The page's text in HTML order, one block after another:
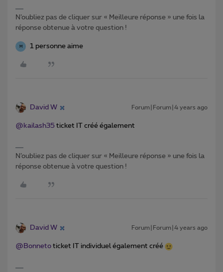
N’oubliez pas de cliquer sur « Meilleure réponse » une fois la
réponse obtenue à votre question !
M 1 personne aime
David W Forum|Forum|4 years ago
@kailash35 ticket IT créé également
N’oubliez pas de cliquer sur « Meilleure réponse » une fois la
réponse obtenue à votre question !
David W Forum|Forum|4 years ago
@Bonneto ticket IT individuel également créé